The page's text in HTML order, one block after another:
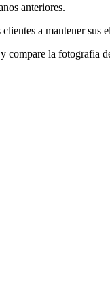
anteriores.
a mantener sus
compare la fotografia